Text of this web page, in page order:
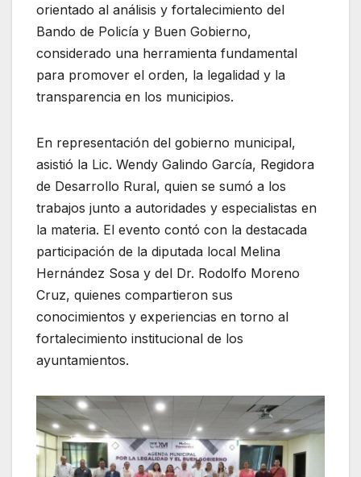
orientado al análisis y fortalecimiento del
Bando de Policía y Buen Gobierno,
considerado una herramienta fundamental
para promover el orden, la legalidad y la
transparencia en los municipios.
En representación del gobierno municipal,
asistió la Lic. Wendy Galindo García, Regidora
de Desarrollo Rural, quien se sumó a los
trabajos junto a autoridades y especialistas en
la materia. El evento contó con la destacada
participación de la diputada local Melina
Hernández Sosa y del Dr. Rodolfo Moreno
Cruz, quienes compartieron sus
conocimientos y experiencias en torno al
fortalecimiento institucional de los
ayuntamientos.